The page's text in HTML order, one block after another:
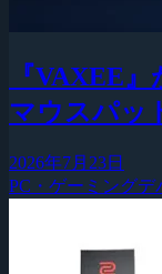
『VAXEE
マウスパッ
2026年7月23日
PC・ゲーミングデ